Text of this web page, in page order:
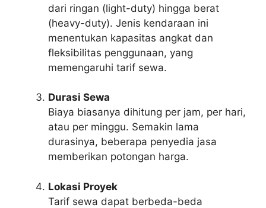
dari ringan (light-duty) hingga berat
(heavy-duty). Jenis kendaraan ini
menentukan kapasitas angkat dan
fleksibilitas penggunaan, yang
memengaruhi tarif sewa.
Durasi Sewa
Biaya biasanya dihitung per jam, per hari,
atau per minggu. Semakin lama
durasinya, beberapa penyedia jasa
memberikan potongan harga.
Lokasi Proyek
Tarif sewa dapat berbeda-beda